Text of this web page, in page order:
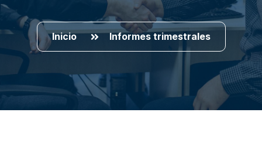
Inicio Informes trimestrales